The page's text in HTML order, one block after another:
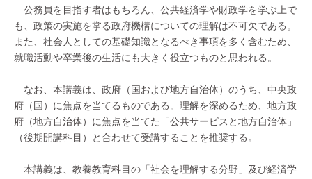
公務員を目指す者はもちろん、公共経済学や財政学を学ぶ上で
も、政策の実施を掌る政府機構についての理解は不可欠である。
また、社会人としての基礎知識となるべき事項を多く含むため、
就職活動や卒業後の生活にも大きく役立つものと思われる。
なお、本講義は、政府（国および地方自治体）のうち、中央政
府（国）に焦点を当てるものである。理解を深めるため、地方政
府（地方自治体）に焦点を当てた「公共サービスと地方自治体」
（後期開講科目）と合わせて受講することを推奨する。
本講義は、教養教育科目の「社会を理解する分野」及び経済学